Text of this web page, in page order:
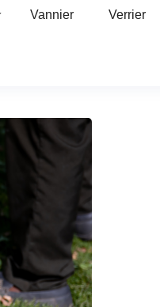
Vannier Verrier